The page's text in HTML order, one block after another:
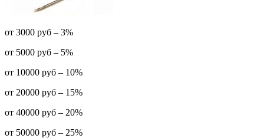
от 3000 руб – 3%
от 5000 руб – 5%
от 10000 руб – 10%
от 20000 руб – 15%
от 40000 руб – 20%
от 50000 руб – 25%